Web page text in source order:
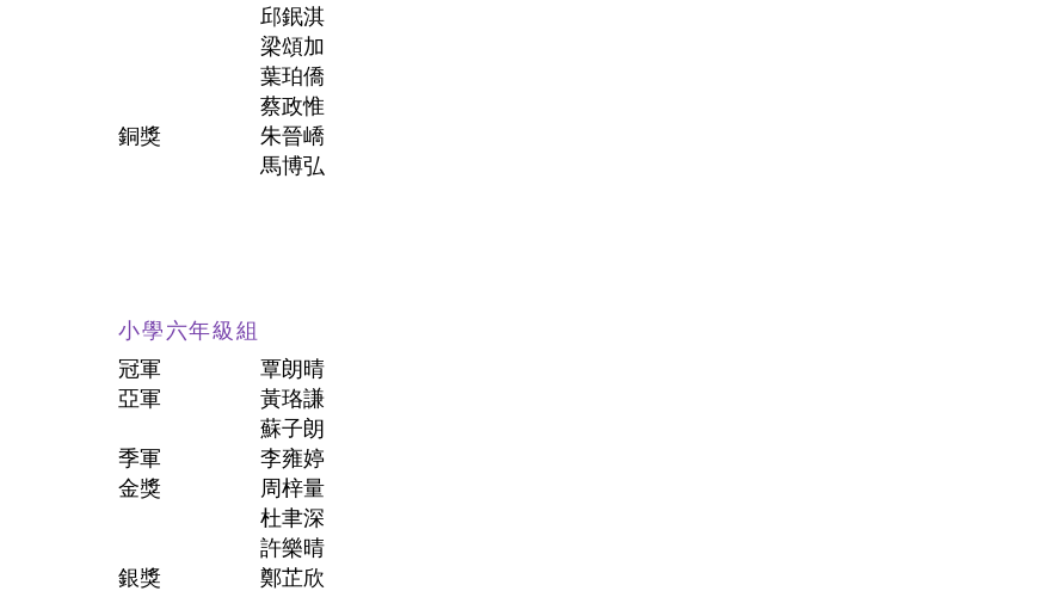
銅獎
邱鈱淇
梁頌加
葉珀僑
蔡政惟
朱晉嶠
馬博弘
小學六年級組
冠軍
亞軍
季軍
金獎
銀獎
覃朗晴
黃珞謙
蘇子朗
李雍婷
周梓量
杜聿深
許樂晴
鄭芷欣